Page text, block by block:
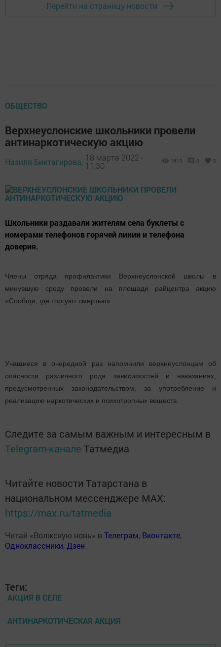
Перейти на страницу новости
ОБЩЕСТВО
Верхнеуслонские школьники провели
антинаркотическую акцию
Назиля Биктагирова, 18 марта 2022 -
11:30
1613 0 0
Школьники раздавали жителям села буклеты с
номерами телефонов горячей линии и телефона
доверия.
Члены отряда профилактики Верхнеуслонской школы в
минувшую среду провели на площади райцентра акцию
«Сообщи, где торгуют смертью».
Учащиеся в очередной раз напомнили верхнеуслонцам об
опасности различного рода зависимостей и наказаниях,
предусмотренных законодательством, за употребление и
реализацию наркотических и психотропных веществ.
Следите за самым важным и интересным в
Telegram-канале Татмедиа
Читайте новости Татарстана в
национальном мессенджере MАХ:
https://max.ru/tatmedia
Читай «Волжскую новь» в Телеграм, Вконтакте,
Одноклассники, Дзен
Теги:
АКЦИЯ В СЕЛЕ
АНТИНАРКОТИЧЕСКАЯ АКЦИЯ